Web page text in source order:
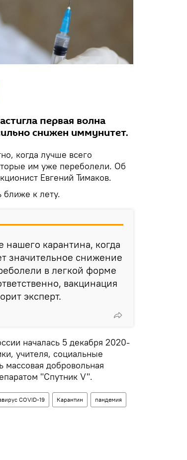
первая волна
снижен иммунитет.
когда лучше всего
им уже переболели. Об
Евгений Тимаков.
ближе к лету.
карантина, когда
значительное снижение
в легкой форме
вакцинация
эксперт.
началась 5 декабря 2020-
учителя, социальные
массовая добровольная
"Спутник V".
COVID-19 Карантин пандемия